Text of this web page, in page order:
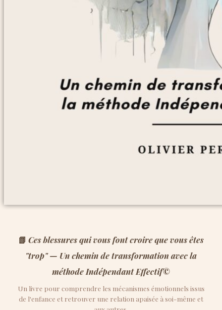
📗 Ces blessures qui vous font croire que vous êtes
"trop" — Un chemin de transformation avec la
méthode Indépendant Effectif©
Un livre pour comprendre les mécanismes émotionnels issus
de l'enfance et retrouver une relation apaisée à soi-même et